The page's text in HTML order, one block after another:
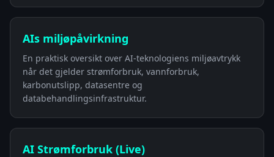
AIs miljøpåvirkning
En praktisk oversikt over AI-teknologiens miljøavtrykk
når det gjelder strømforbruk, vannforbruk,
karbonutslipp, datasentre og
databehandlingsinfrastruktur.
AI Strømforbruk (Live)